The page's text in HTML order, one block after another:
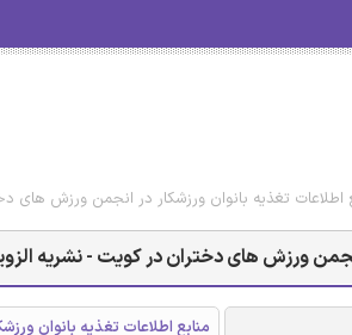
اطلاعات تغذیه بانوان ورزشکار در انجمن ورزش های
ورزش های دختران در کویت - نشریه
منابع اطلاعات تغذیه بانوان